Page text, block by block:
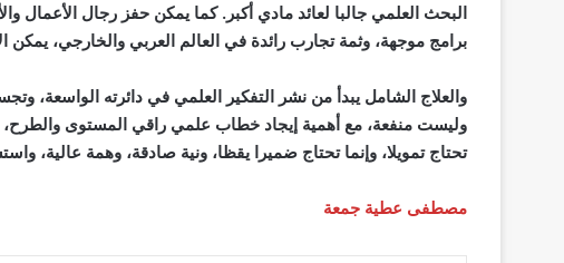
البحث العلمي جالبا لعائد مادي أكبر. كما يمكن حفز رجال الأعمال
برامج موجهة، وثمة تجارب رائدة في العالم العربي والخارجي، يمكن
والعلاج الشامل يبدأ من نشر التفكير العلمي في دائرته الواسعة،
وليست منفعة، مع أهمية إيجاد خطاب علمي راقي المستوى والطرح،
تحتاج تمويلا، وإنما تحتاج ضميرا يقظا، ونية صادقة، وهمة عالية،
مصطفى عطية جمعة